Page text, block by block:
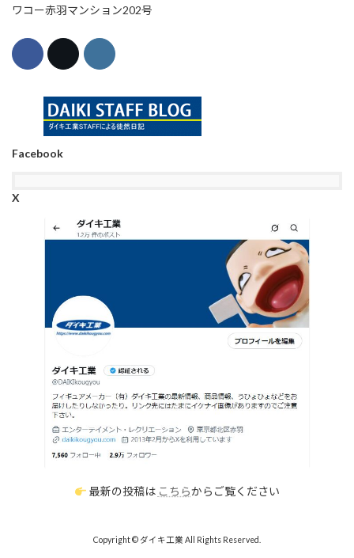
ワコー赤羽マンション202号
Facebook
X
最新の投稿は こちらからご覧ください
Copyright © ダイキ工業 All Rights Reserved.